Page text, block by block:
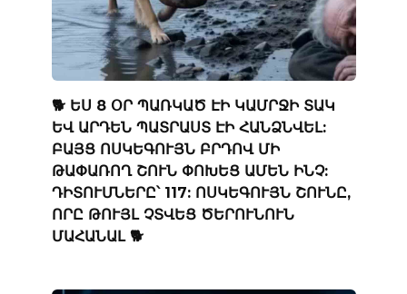
🐕 ԵՍ 8 ՕՐ ՊԱՌԿԱԾ ԷԻ ԿԱՄՐՋԻ ՏԱԿ
ԵՎ ԱՐԴԵՆ ՊԱՏՐԱՍՏ ԷԻ ՀԱՆՁՆՎԵԼ:
ԲԱՅՑ ՈՍԿԵԳՈՒՅՆ ԲՐԴՈՎ ՄԻ
ԹԱՓԱՌՈՂ ՇՈՒՆ ՓՈԽԵՑ ԱՄԵՆ ԻՆՉ:
ԴԻՏՈՒՄՆԵՐԸ՝ 117: ՈՍԿԵԳՈՒՅՆ ՇՈՒՆԸ,
ՈՐԸ ԹՈՒՅԼ ՉՏՎԵՑ ԾԵՐՈՒՆՈՒՆ
ՄԱՀԱՆԱԼ 🐕